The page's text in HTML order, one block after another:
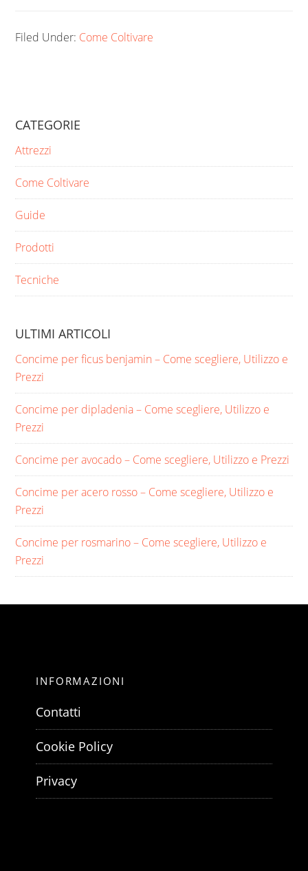
Filed Under: Come Coltivare
CATEGORIE
Attrezzi
Come Coltivare
Guide
Prodotti
Tecniche
ULTIMI ARTICOLI
Concime per ficus benjamin​ – Come scegliere, Utilizzo e
Prezzi
Concime per dipladenia​ – Come scegliere, Utilizzo e
Prezzi
Concime per avocado​ – Come scegliere, Utilizzo e Prezzi
Concime per acero rosso​ – Come scegliere, Utilizzo e
Prezzi
Concime per rosmarino​ – Come scegliere, Utilizzo e
Prezzi
INFORMAZIONI
Contatti
Cookie Policy
Privacy